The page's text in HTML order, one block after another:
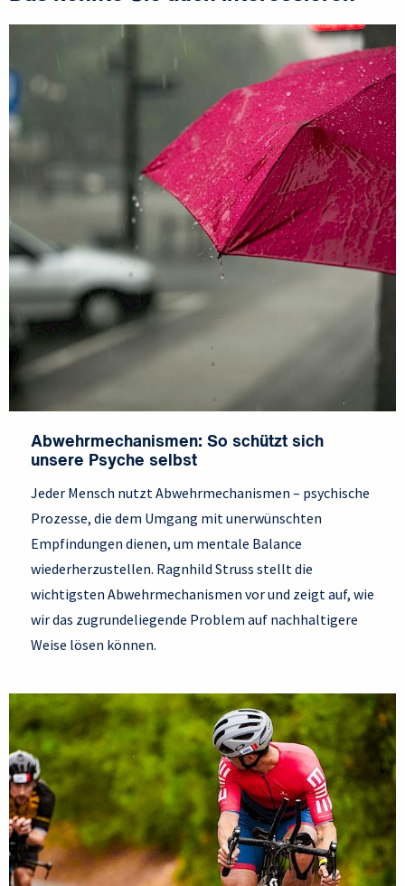
Abwehrmechanismen: So schützt sich
unsere Psyche selbst
Jeder Mensch nutzt Abwehrmechanismen – psychische
Prozesse, die dem Umgang mit unerwünschten
Empfindungen dienen, um mentale Balance
wiederherzustellen. Ragnhild Struss stellt die
wichtigsten Abwehrmechanismen vor und zeigt auf, wie
wir das zugrundeliegende Problem auf nachhaltigere
Weise lösen können.